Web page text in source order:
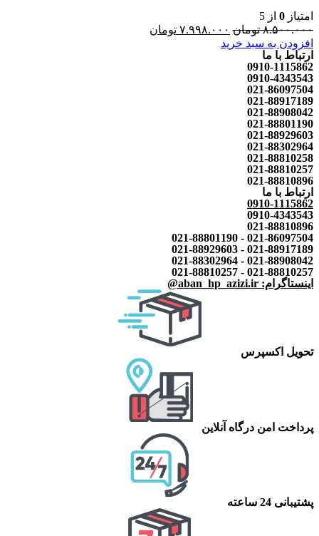
امتیاز 0 از 5
۸.۵۰۰.۰۰۰ تومان ۷.۹۹۸.۰۰۰ تومان
افزودن به سبد خرید
ارتباط با ما
0910-1115862
0910-4343543
021-86097504
021-88917189
021-88908042
021-88801190
021-88929603
021-88302964
021-88810258
021-88810257
021-88810896
ارتباط با ما
0910-1115862
0910-4343543
021-88810896
021-86097504 - 021-88801190
021-88917189 - 021-88929603
021-88908042 - 021-88302964
021-88810257 - 021-88810257
اینستاگرام: aban_hp_azizi.ir@
تحویل اکسپرس
پرداخت امن درگاه آنلاین
پشتیبانی 24 ساعته